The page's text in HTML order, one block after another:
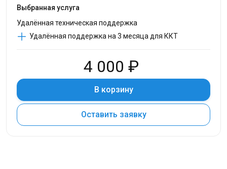
Выбранная услуга
Удалённая техническая поддержка
Удалённая поддержка на 3 месяца для ККТ
4 000 ₽
В корзину
Оставить заявку